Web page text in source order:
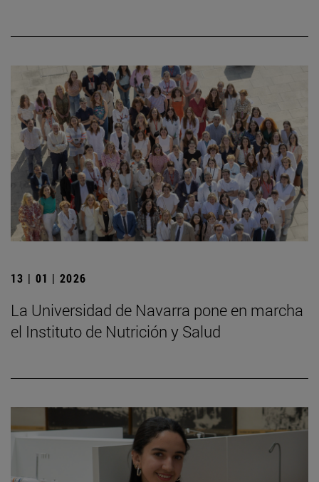
13 | 01 | 2026
La Universidad de Navarra pone en marcha
el Instituto de Nutrición y Salud